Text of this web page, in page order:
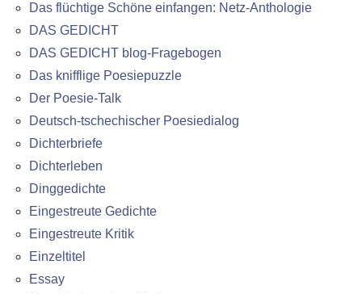
Das flüchtige Schöne einfangen: Netz-Anthologie
DAS GEDICHT
DAS GEDICHT blog-Fragebogen
Das knifflige Poesiepuzzle
Der Poesie-Talk
Deutsch-tschechischer Poesiedialog
Dichterbriefe
Dichterleben
Dinggedichte
Eingestreute Gedichte
Eingestreute Kritik
Einzeltitel
Essay